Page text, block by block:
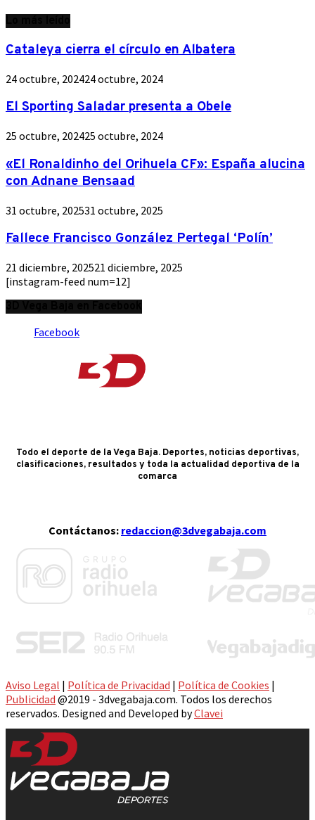
Cataleya cierra el círculo en Albatera
24 octubre, 202424 octubre, 2024
El Sporting Saladar presenta a Obele
25 octubre, 202425 octubre, 2024
«El Ronaldinho del Orihuela CF»: España alucina
con Adnane Bensaad
31 octubre, 202531 octubre, 2025
Fallece Francisco González Pertegal ‘Polín’
21 diciembre, 202521 diciembre, 2025
[instagram-feed num=12]
Facebook
Todo el deporte de la Vega Baja. Deportes, noticias deportivas,
clasificaciones, resultados y toda la actualidad deportiva de la
comarca
Contáctanos: redaccion@3dvegabaja.com
Aviso Legal | Política de Privacidad | Política de Cookies |
Publicidad @2019 - 3dvegabaja.com. Todos los derechos
reservados. Designed and Developed byClavei